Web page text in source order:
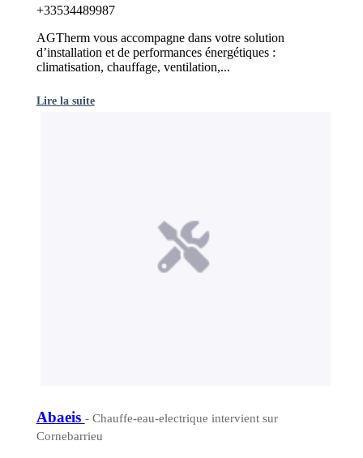
+33534489987
AGTherm vous accompagne dans votre solution
d’installation et de performances énergétiques :
climatisation, chauffage, ventilation,...
Lire la suite
Abaeis - Chauffe-eau-electrique intervient sur
Cornebarrieu